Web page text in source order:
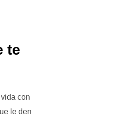
te
con
le den